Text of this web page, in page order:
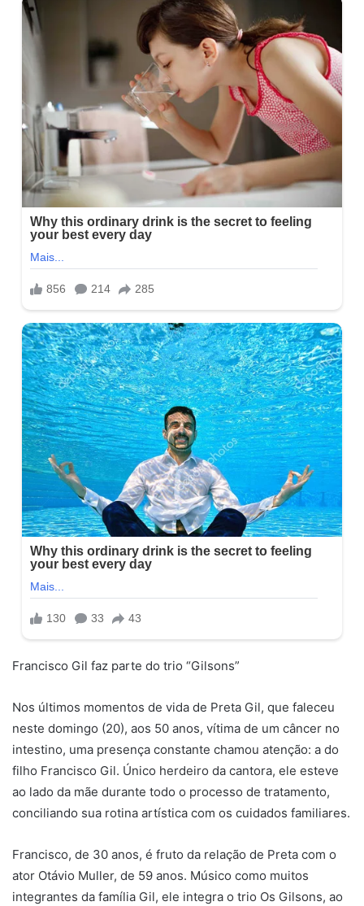
Francisco Gil faz parte do trio “Gilsons”
Nos últimos momentos de vida de Preta Gil, que faleceu
neste domingo (20), aos 50 anos, vítima de um câncer no
intestino, uma presença constante chamou atenção: a do
filho Francisco Gil. Único herdeiro da cantora, ele esteve
ao lado da mãe durante todo o processo de tratamento,
conciliando sua rotina artística com os cuidados familiares.
Francisco, de 30 anos, é fruto da relação de Preta com o
ator Otávio Muller, de 59 anos. Músico como muitos
integrantes da família Gil, ele integra o trio Os Gilsons, ao